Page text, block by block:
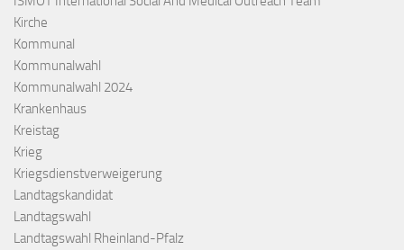
Kirche
Kommunal
Kommunalwahl
Kommunalwahl 2024
Krankenhaus
Kreistag
Krieg
Kriegsdienstverweigerung
Landtagskandidat
Landtagswahl
Landtagswahl Rheinland-Pfalz